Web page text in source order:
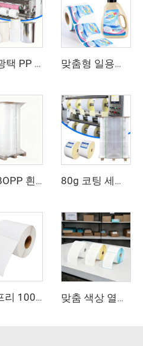
대형 광택 PP PET PE 라벨 소재 대형 필름 자가접착지 폴리에틸렌 스티커 원단 합성 라벨 대형 롤 맞춤형 일용화학품 병 라벨 스티커 PP 라벨 BOPP 폴리프로필렌 스티커 세탁세제 병 라벨 포장용
광택 BOPP 흰색/은색/투명 대형 라벨 소재 폴리프로필렌 PP 라벨 원지 자가 접착 스티커 대형 BOPP 라벨 스티커 80g 코팅 세미 광택지 열전사 라벨 핫멜트 자가 접착지 원자재 대형 롤 라벨 원지 스티커
BPA 프리 100 X 150 mm 라벨 6x4 열전사 롤 라벨 주소 4x6 직접 열전사 배송 라벨 열전사 직접 스티커 맞춤 색상 열전사 스티커 4x2 4x3 4x4 4x6 4x8 인치 직접 열전사 라벨 롤 스티커 배송용 열전사 라벨